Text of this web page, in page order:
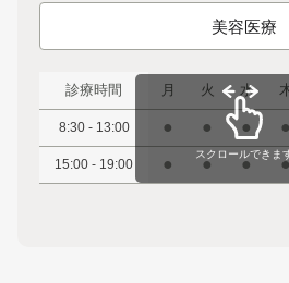
美容医療
診療時間 月 火 水
8:30 - 13:00 ● ● ● ●
15:00 - 19:00 ● ● ● ●
スクロールできま